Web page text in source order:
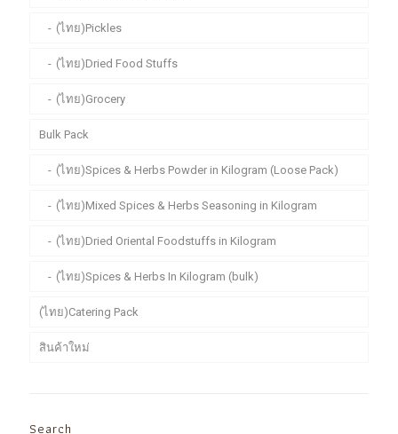
(ไทย)Pickles
(ไทย)Dried Food Stuffs
(ไทย)Grocery
Bulk Pack
(ไทย)Spices & Herbs Powder in Kilogram (Loose Pack)
(ไทย)Mixed Spices & Herbs Seasoning in Kilogram
(ไทย)Dried Oriental Foodstuffs in Kilogram
(ไทย)Spices & Herbs In Kilogram (bulk)
(ไทย)Catering Pack
สินค้าใหม่
Search